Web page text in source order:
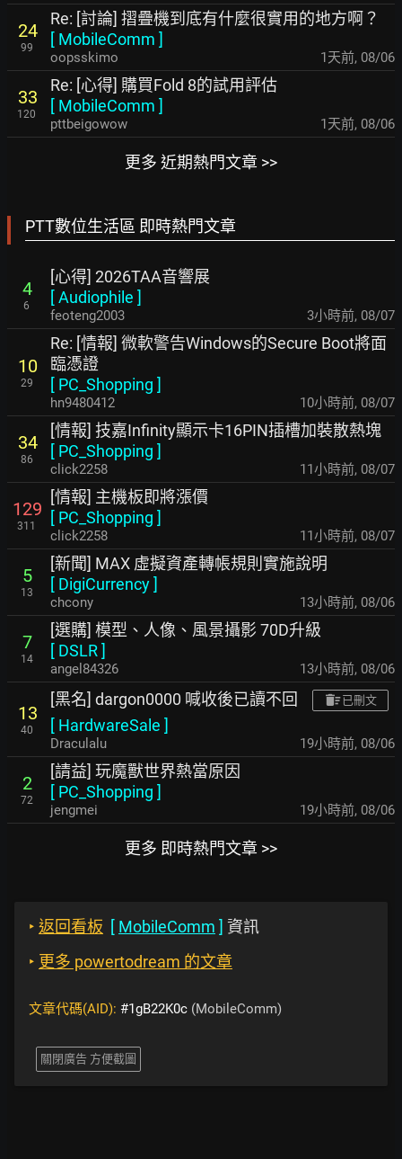
24
99
Re: [討論] 摺疊機到底有什麼很實用的地方啊？
[ MobileComm ]
oopsskimo 1天前, 08/06
33
120
Re: [心得] 購買Fold 8的試用評估
[ MobileComm ]
pttbeigowow 1天前, 08/06
更多 近期熱門文章 >>
PTT數位生活區 即時熱門文章
4
6
[心得] 2026TAA音響展
[Audiophile ]
feoteng2003 3小時前, 08/07
10
29
Re: [情報] 微軟警告Windows的Secure Boot將面
臨憑證
[ PC_Shopping ]
hn9480412 10小時前, 08/07
34
86
[情報] 技嘉Infinity顯示卡16PIN插槽加裝散熱塊
[ PC_Shopping ]
click2258 11小時前, 08/07
129
311
[情報] 主機板即將漲價
[ PC_Shopping ]
click2258 11小時前, 08/07
5
13
[新聞] MAX 虛擬資產轉帳規則實施說明
[ DigiCurrency]
chcony 13小時前, 08/06
7
14
[選購] 模型、人像、風景攝影 70D升級
[ DSLR]
angel84326 13小時前, 08/06
13
40
[黑名] dargon0000 喊收後已讀不回 已刪文
[ HardwareSale ]
Draculalu 19小時前, 08/06
2
72
[請益] 玩魔獸世界熱當原因
[ PC_Shopping ]
jengmei 19小時前, 08/06
更多 即時熱門文章 >>
‣ 返回看板 [ MobileComm ] 資訊
‣ 更多 powertodream 的文章
文章代碼(AID): #1gB22K0c (MobileComm)
關閉廣告 方便截圖